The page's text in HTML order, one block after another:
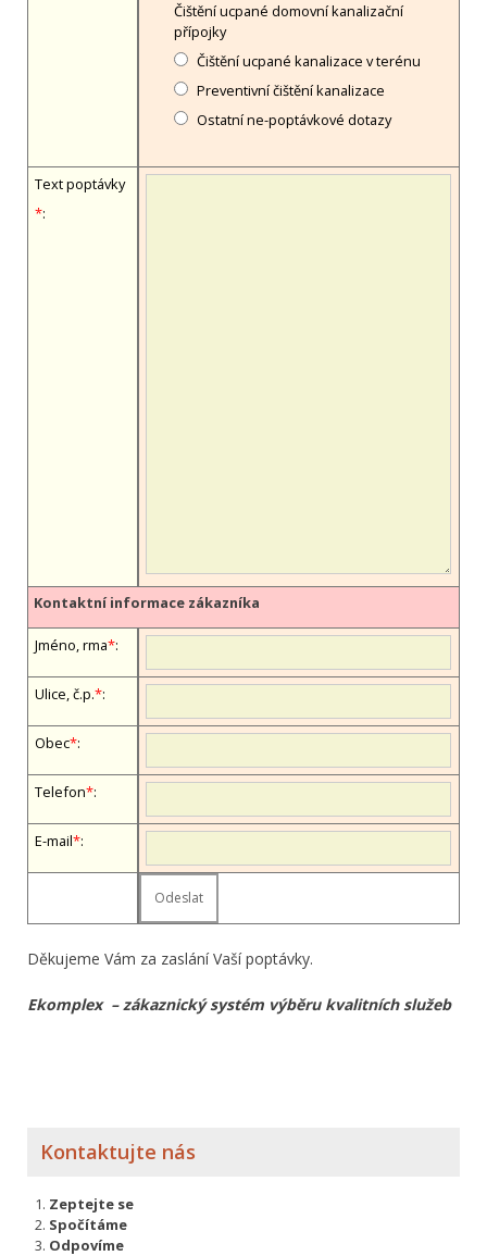
Čištění ucpané domovní kanalizační
přípojky
Čištění ucpané kanalizace v terénu
Preventivní čištění kanalizace
Ostatní ne-poptávkové dotazy
Text poptávky
*:
Kontaktní informace zákazníka
Jméno, firma*:
Ulice, č.p.*:
Obec*:
Telefon*:
E-mail*:
Děkujeme Vám za zaslání Vaší poptávky.
Ekomplex – zákaznický systém výběru kvalitních služeb
Kontaktujte nás
Zeptejte se
Spočítáme
Odpovíme